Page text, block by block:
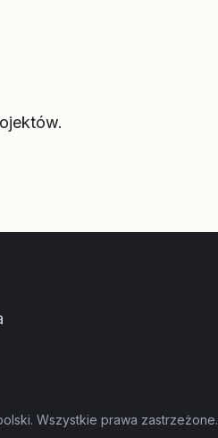
Wszystkie prawa zastrzeżone.